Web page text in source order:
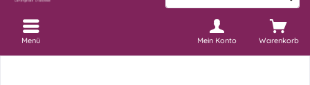
Warenkorb
Mein Konto
Menü